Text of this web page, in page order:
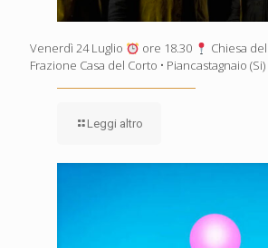
Venerdì 24 Luglio ore 18.30
Chiesa
Frazione Casa del Corto • Piancastagnaio (Si)
Leggi altro